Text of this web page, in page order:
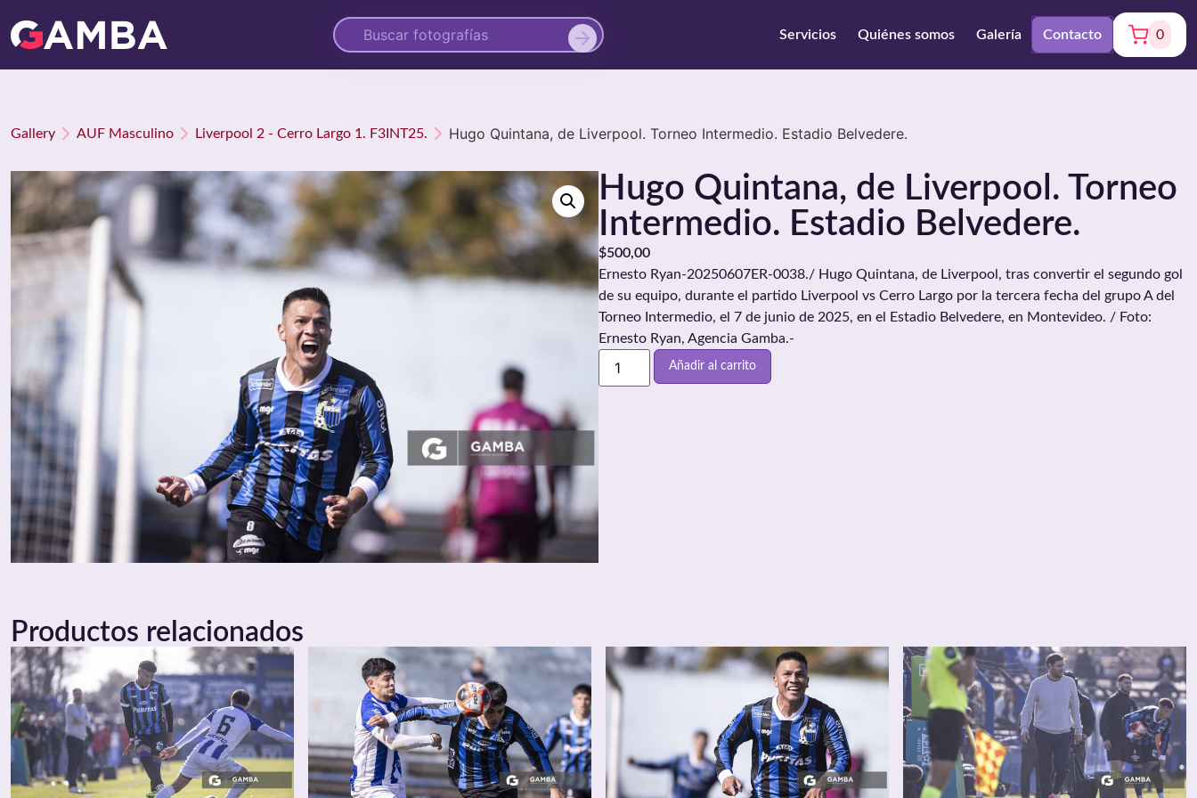
Servicios Quiénes somos Galería Contacto 0
Gallery AUF Masculino Liverpool 2 - Cerro Largo 1. F3INT25. Hugo Quintana, de Liverpool. Torneo Intermedio. Estadio Belvedere.
Hugo Quintana, de Liverpool. Torneo
Intermedio. Estadio Belvedere.
$500,00
Ernesto Ryan-20250607ER-0038./ Hugo Quintana, de Liverpool, tras convertir el segundo gol
de su equipo, durante el partido Liverpool vs Cerro Largo por la tercera fecha del grupo A del
Torneo Intermedio, el 7 de junio de 2025, en el Estadio Belvedere, en Montevideo. / Foto:
Ernesto Ryan, Agencia Gamba.-
Añadir al carrito
Productos relacionados